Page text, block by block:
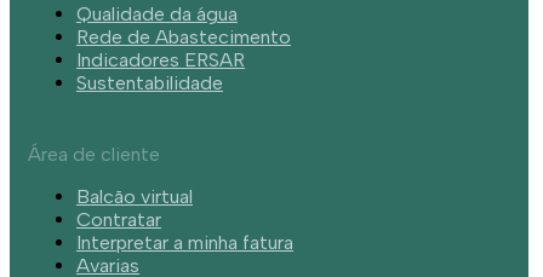
Qualidade da água
Rede de Abastecimento
Indicadores ERSAR
Sustentabilidade
Área de cliente
Balcão virtual
Contratar
Interpretar a minha fatura
Avarias